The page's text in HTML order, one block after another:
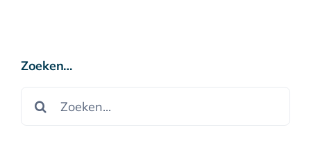
Zoeken…
naar: